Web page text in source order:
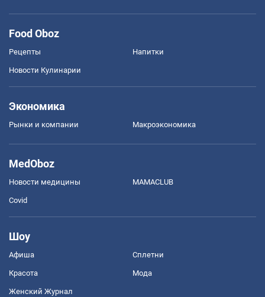
Food Oboz
Рецепты Напитки
Новости Кулинарии
Экономика
Рынки и компании Mакроэкономика
MedOboz
Новости медицины MAMACLUB
Covid
Шоу
Афиша Сплетни
Красота Мода
Женский Журнал